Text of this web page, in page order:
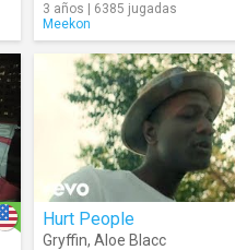
3 años | 6385 jugadas
Meekon
Hurt People
Gryffin, Aloe Blacc